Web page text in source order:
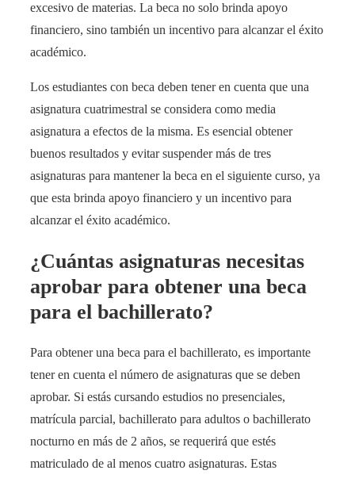
excesivo de materias. La beca no solo brinda apoyo
financiero, sino también un incentivo para alcanzar el éxito
académico.
Los estudiantes con beca deben tener en cuenta que una
asignatura cuatrimestral se considera como media
asignatura a efectos de la misma. Es esencial obtener
buenos resultados y evitar suspender más de tres
asignaturas para mantener la beca en el siguiente curso, ya
que esta brinda apoyo financiero y un incentivo para
alcanzar el éxito académico.
¿Cuántas asignaturas necesitas
aprobar para obtener una beca
para el bachillerato?
Para obtener una beca para el bachillerato, es importante
tener en cuenta el número de asignaturas que se deben
aprobar. Si estás cursando estudios no presenciales,
matrícula parcial, bachillerato para adultos o bachillerato
nocturno en más de 2 años, se requerirá que estés
matriculado de al menos cuatro asignaturas. Estas